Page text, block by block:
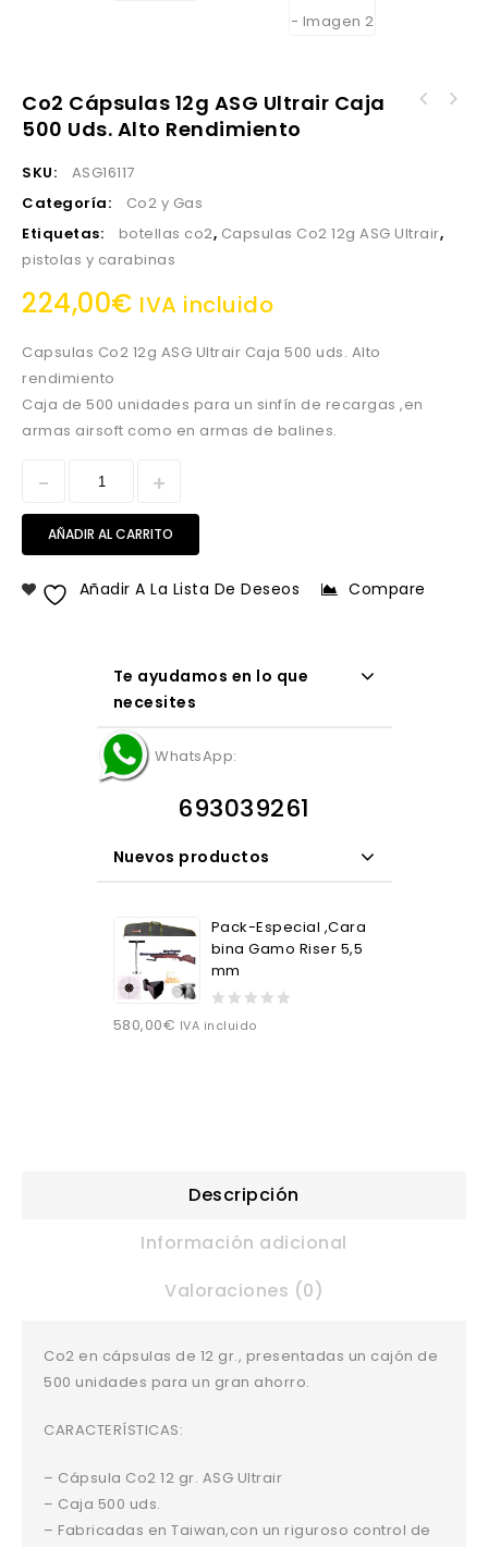
Co2 Cápsulas 12g ASG Ultrair Caja
500 Uds. Alto Rendimiento
SKU:
ASG16117
Categoría:
Co2 y Gas
Etiquetas:
botellas co2, Capsulas Co2 12g ASG Ultrair,
pistolas y carabinas
224,00€ IVA incluido
Capsulas Co2 12g ASG Ultrair Caja 500 uds. Alto
rendimiento
Caja de 500 unidades para un sinfín de recargas ,en
armas airsoft como en armas de balines.
AÑADIR AL CARRITO
Añadir A La Lista De Deseos Compare
Te ayudamos en lo que
necesites
WhatsApp:
693039261
Nuevos productos
Pack-Especial ,Cara
bina Gamo Riser 5,5
mm
580,00€ IVA incluido
Descripción
Información adicional
Valoraciones (0)
Co2 en cápsulas de 12 gr., presentadas un cajón de
500 unidades para un gran ahorro.
CARACTERÍSTICAS:
– Cápsula Co2 12 gr. ASG Ultrair
– Caja 500 uds.
– Fabricadas en Taiwan,con un riguroso control de